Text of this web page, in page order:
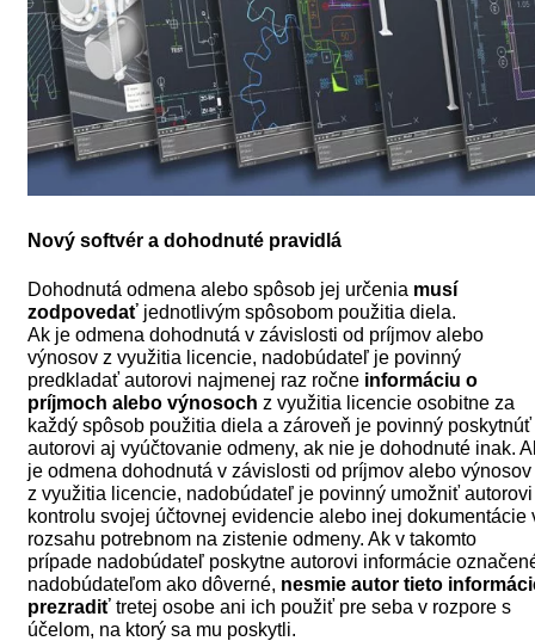
Nový softvér a dohodnuté pravidlá
Dohodnutá odmena alebo spôsob jej určenia musí
zodpovedať jednotlivým spôsobom použitia diela.
Ak je odmena dohodnutá v závislosti od príjmov alebo
výnosov z využitia licencie, nadobúdateľ je povinný
predkladať autorovi najmenej raz ročne informáciu o
príjmoch alebo výnosoch z využitia licencie osobitne za
každý spôsob použitia diela a zároveň je povinný poskytnúť
autorovi aj vyúčtovanie odmeny, ak nie je dohodnuté inak.
je odmena dohodnutá v závislosti od príjmov alebo výnosov
z využitia licencie, nadobúdateľ je povinný umožniť autorovi
kontrolu svojej účtovnej evidencie alebo inej dokumentácie
rozsahu potrebnom na zistenie odmeny. Ak v takomto
prípade nadobúdateľ poskytne autorovi informácie
nadobúdateľom ako dôverné, nesmie autor tieto
prezradiť tretej osobe ani ich použiť pre seba v rozpore s
účelom, na ktorý sa mu poskytli.